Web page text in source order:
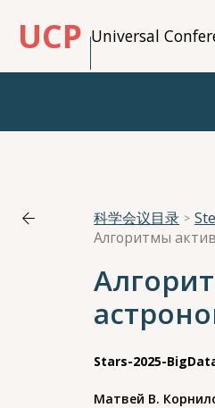
UCP Universal
科学会议目录
Stars-2025-
Матвей В.